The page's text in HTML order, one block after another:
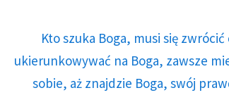
Kto szuka Boga, musi się
ukierunkowywać na Boga, zawsze
sobie, aż znajdzie Boga, swój